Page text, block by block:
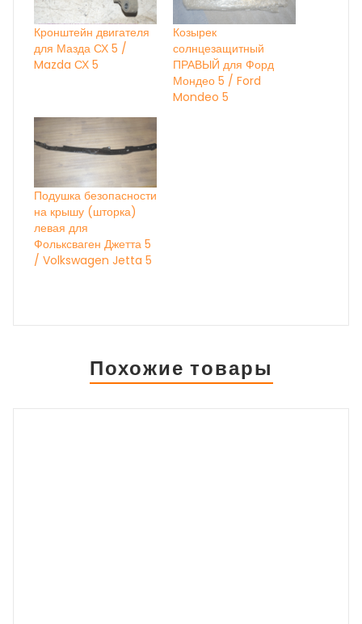
Кронштейн двигателя
для Мазда СХ 5 /
Mazda СХ 5
Козырек
солнцезащитный
ПРАВЫЙ для Форд
Мондео 5 / Ford
Mondeo 5
Подушка безопасности
на крышу (шторка)
левая для
Фольксваген Джетта 5
/ Volkswagen Jetta 5
Похожие товары